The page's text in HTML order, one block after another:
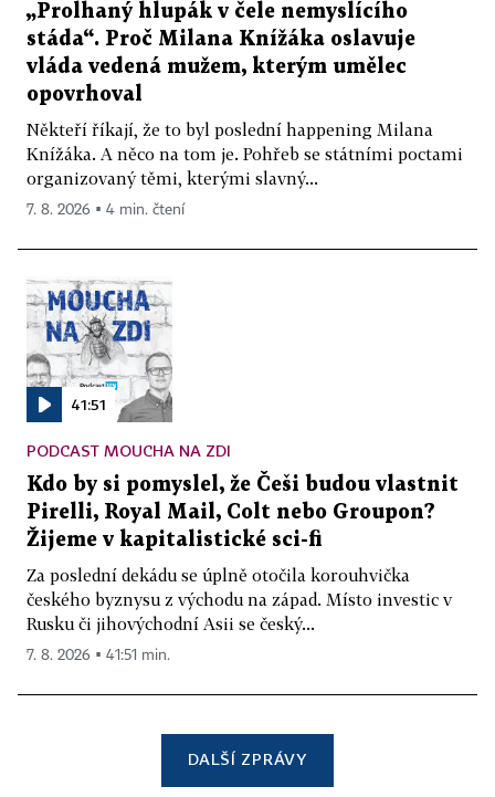
„Prolhaný hlupák v čele nemyslícího
stáda“. Proč Milana Knížáka oslavuje
vláda vedená mužem, kterým umělec
opovrhoval
Někteří říkají, že to byl poslední happening Milana
Knížáka. A něco na tom je. Pohřeb se státními poctami
organizovaný těmi, kterými slavný...
7. 8. 2026 ▪ 4 min. čtení
41:51
PODCAST MOUCHA NA ZDI
Kdo by si pomyslel, že Češi budou vlastnit
Pirelli, Royal Mail, Colt nebo Groupon?
Žijeme v kapitalistické sci-fi
Za poslední dekádu se úplně otočila korouhvička
českého byznysu z východu na západ. Místo investic v
Rusku či jihovýchodní Asii se český...
7. 8. 2026 ▪ 41:51 min.
DALŠÍ ZPRÁVY